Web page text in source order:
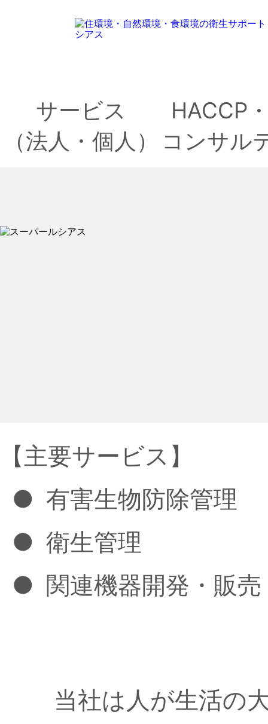
サービス
（法人・個人）
HACCP
コンサル
【主要サービス】
● 有害生物防除管理
● 衛生管理
● 関連機器開発・販売
当社は人が生活の